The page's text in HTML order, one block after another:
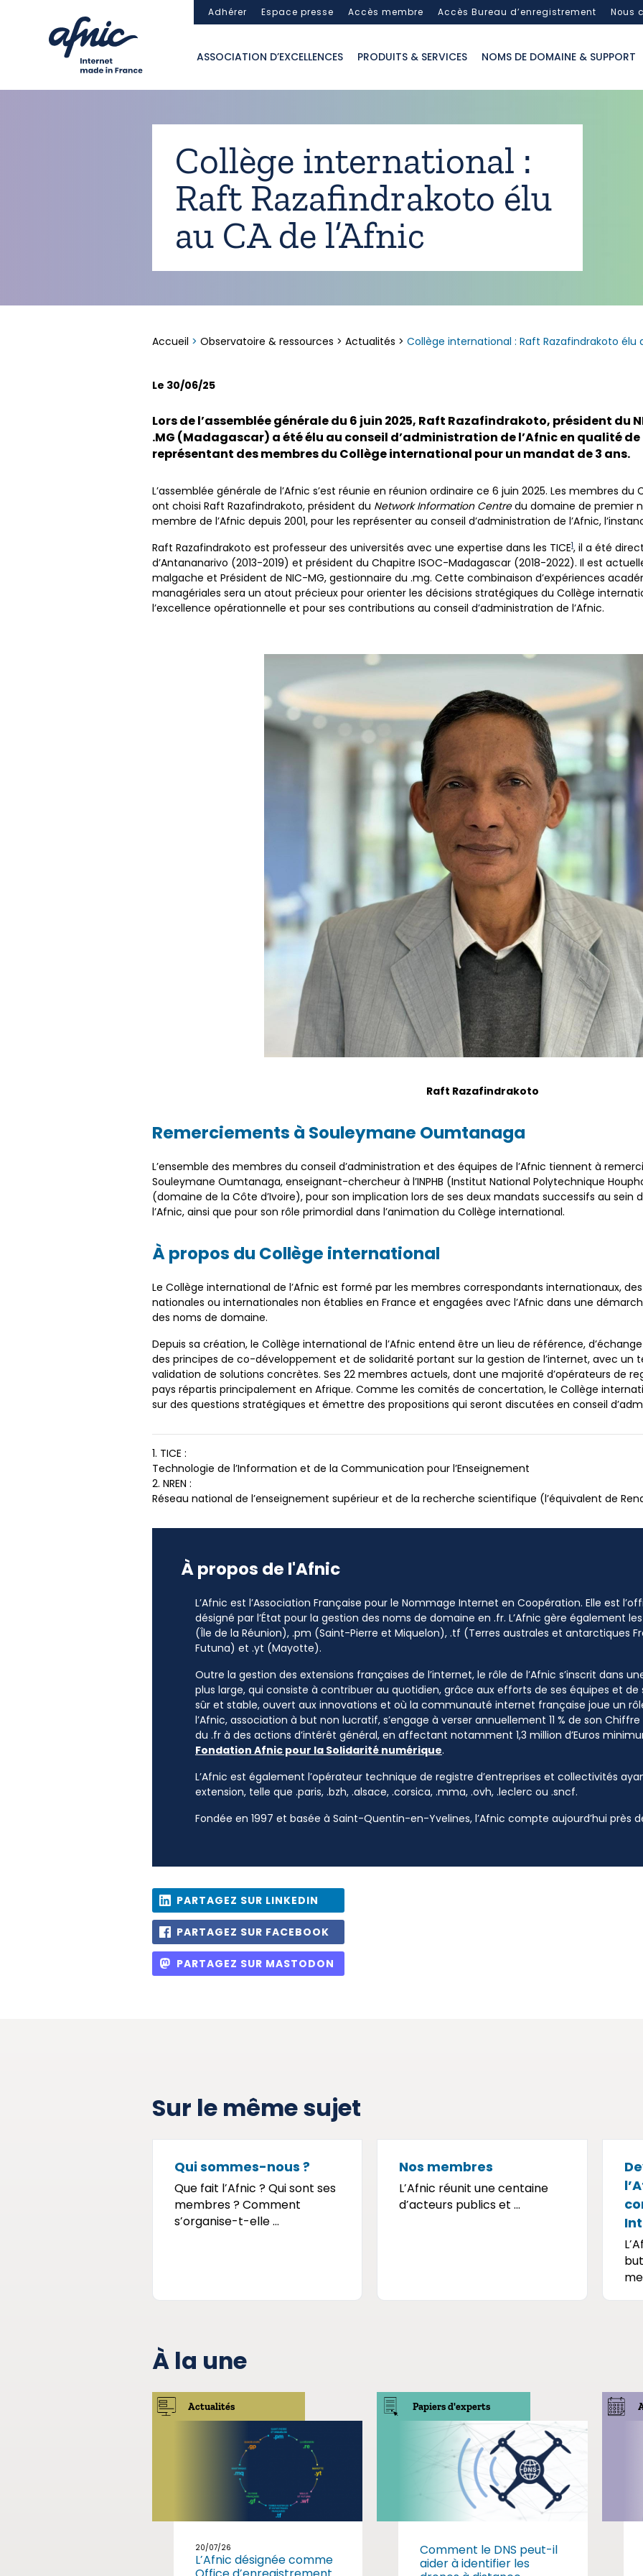
Adhérer Espace presse Accès membre Accès Bureau d’enregistrement Nous
ASSOCIATION D’EXCELLENCES PRODUITS & SERVICES NOMS DE DOMAINE & SUPPORT
Collège international :
Raft Razafindrakoto élu
au CA de l’Afnic
Accueil > Observatoire & ressources > Actualités > Collège international : Raft Razafindrakoto élu
Le 30/06/25
Lors de l’assemblée générale du 6 juin 2025, Raft Razafindrakoto, président du
.MG (Madagascar) a été élu au conseil d’administration de l’Afnic en qualité de
représentant des membres du Collège international pour un mandat de 3 ans.
L’assemblée générale de l’Afnic s’est réunie en réunion ordinaire ce 6 juin 2025. Les membres du
ont choisi Raft Razafindrakoto, président du Network Information Centredu domaine de premier
membre de l’Afnic depuis 2001, pour les représenter au conseil d’administration de l’Afnic,
Raft Razafindrakoto est professeur des universités avec une expertise dans les TICE1, il a été
d’Antananarivo (2013-2019) et président du Chapitre ISOC-Madagascar (2018-2022). Il est
malgache et Président de NIC-MG, gestionnaire du .mg. Cette combinaison d’expériences
managériales sera un atout précieux pour orienter les décisions stratégiques du Collège
l’excellence opérationnelle et pour ses contributions au conseil d’administration de l’Afnic.
Raft Razafindrakoto
Remerciements à Souleymane Oumtanaga
L’ensemble des membres du conseil d’administration et des équipes de l’Afnic tiennent à
Souleymane Oumtanaga, enseignant-chercheur à l’INPHB (Institut National Polytechnique
(domaine de la Côte d’Ivoire), pour son implication lors de ses deux mandats successifs au sein
l’Afnic, ainsi que pour son rôle primordial dans l’animation du Collège international.
À propos du Collège international
Le Collège international de l’Afnic est formé par les membres correspondants internationaux,
nationales ou internationales non établies en France et engagées avec l’Afnic dans une
des noms de domaine.
Depuis sa création, le Collège international de l’Afnic entend être un lieu de référence,
des principes de co-développement et de solidarité portant sur la gestion de l’internet, avec un
validation de solutions concrètes. Ses 22 membres actuels, dont une majorité d’opérateurs de
pays répartis principalement en Afrique. Comme les comités de concertation, le Collège
sur des questions stratégiques et émettre des propositions qui seront discutées en conseil
1. TICE :
Technologie de l’Information et de la Communication pour l’Enseignement
2. NREN :
Réseau national de l’enseignement supérieur et de la recherche scientifique (l’équivalent de
À propos de l'Afnic
L’Afnic est l’Association Française pour le Nommage Internet en Coopération. Elle est
désigné par l’État pour la gestion des noms de domaine en .fr. L’Afnic gère également
(Île de la Réunion), .pm (Saint-Pierre et Miquelon), .tf (Terres australes et antarctiques
Futuna) et .yt (Mayotte).
Outre la gestion des extensions françaises de l’internet, le rôle de l’Afnic s’inscrit dans
plus large, qui consiste à contribuer au quotidien, grâce aux efforts de ses équipes et
sûr et stable, ouvert aux innovations et où la communauté internet française joue un
l’Afnic, association à but non lucratif, s’engage à verser annuellement 11 % de son
du .fr à des actions d’intérêt général, en affectant notamment 1,3 million d’Euros
Fondation Afnic pour la Solidarité numérique.
L’Afnic est également l’opérateur technique de registre d’entreprises et collectivités
extension, telle que .paris, .bzh, .alsace, .corsica, .mma, .ovh, .leclerc ou .sncf.
Fondée en 1997 et basée à Saint-Quentin-en-Yvelines, l’Afnic compte aujourd’hui près
PARTAGEZ SUR LINKEDIN
PARTAGEZ SUR FACEBOOK
PARTAGEZ SUR MASTODON
Sur le même sujet
Qui sommes-nous ?
Que fait l’Afnic ? Qui sont ses
membres ? Comment
s’organise-t-elle ...
Nos membres
L’Afnic réunit une centaine
d’acteurs publics et ...
À la une
Actualités
20/07/26
L’Afnic désignée comme
Papiers d'experts
Comment le DNS peut-il
aider à identifier les